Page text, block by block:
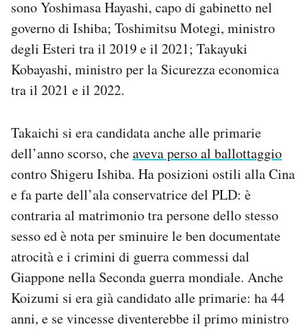
sono Yoshimasa Hayashi, capo di gabinetto nel
governo di Ishiba; Toshimitsu Motegi, ministro
degli Esteri tra il 2019 e il 2021; Takayuki
Kobayashi, ministro per la Sicurezza economica
tra il 2021 e il 2022.
Takaichi si era candidata anche alle primarie
dell’anno scorso, cheaveva perso al ballottaggio
contro Shigeru Ishiba. Ha posizioni ostili alla Cina
e fa parte dell’ala conservatrice del PLD: è
contraria al matrimonio tra persone dello stesso
sesso ed è nota per sminuire le ben documentate
atrocità e i crimini di guerra commessi dal
Giappone nella Seconda guerra mondiale. Anche
Koizumi si era già candidato alle primarie: ha 44
anni, e se vincesse diventerebbe il primo ministro